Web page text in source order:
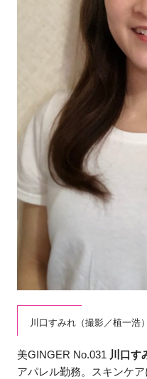
川口すみれ（撮影／植一浩）
美GINGER No.031 川口す
アパレル勤務。スキンケ